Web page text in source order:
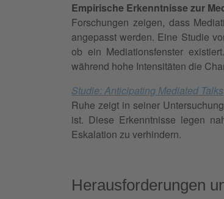
Empirische Erkenntnisse zur
Forschungen zeigen, dass
angepasst werden. Eine Studie
ob ein Mediationsfenster
während hohe Intensitäten die
Studie: Anticipating Mediated Talks
Ruhe zeigt in seiner
ist. Diese Erkenntnisse legen
Eskalation zu verhindern.
Herausforderungen